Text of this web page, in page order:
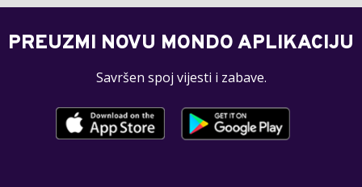
PREUZMI NOVU MONDO APLIKACIJU
Savršen spoj vijesti i zabave.